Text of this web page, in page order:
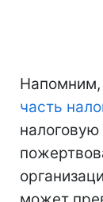
Напомним,
часть